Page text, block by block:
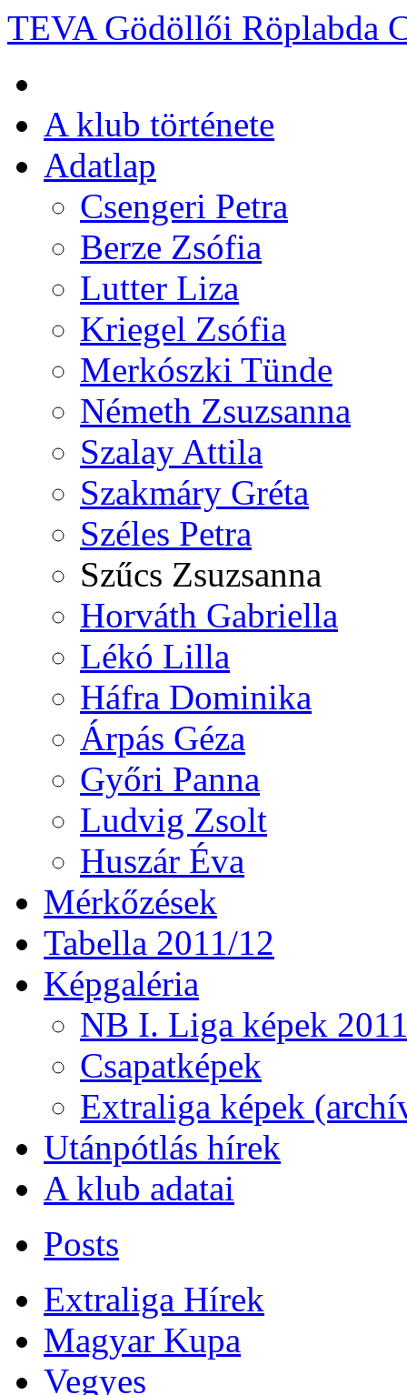
TEVA Gödöllői Röplabda
A klub története
Adatlap
Csengeri Petra
Berze Zsófia
Lutter Liza
Kriegel Zsófia
Merkószki Tünde
Németh Zsuzsanna
Szalay Attila
Szakmáry Gréta
Széles Petra
Szűcs Zsuzsanna
Horváth Gabriella
Lékó Lilla
Háfra Dominika
Árpás Géza
Győri Panna
Ludvig Zsolt
Huszár Éva
Mérkőzések
Tabella 2011/12
Képgaléria
NB I. Liga képek
Csapatképek
Extraliga képek
Utánpótlás hírek
A klub adatai
Posts
Extraliga Hírek
Magyar Kupa
Vegyes